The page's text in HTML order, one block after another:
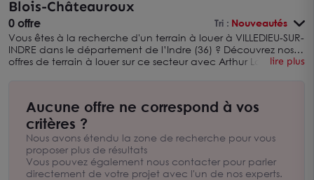
Blois-Châteauroux
0 offre Tri : Nouveautés
Vous êtes à la recherche d'un terrain à louer à VILLEDIEU-SUR-
INDRE dans le département de l’Indre (36) ? Découvrez nos
offres de terrain à louer sur ce secteur avec Arthur Loyd Blois-
Châteauroux. Nous sommes une agence immobilière
spécialisée dans l’immobilier pour les entreprises et les
professionnels Nous sommes à votre écoute au 02.54.74.08.88
pour vous aider dans votre recherche.
lire plus
Aucune offre ne correspond à vos
critères ?
Nous avons étendu la zone de recherche pour vous
proposer plus de résultats
Vous pouvez également nous contacter pour parler
directement de votre projet avec l'un de nos experts.